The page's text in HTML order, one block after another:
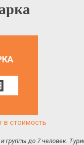
в стоимость
группы до 7 человек.